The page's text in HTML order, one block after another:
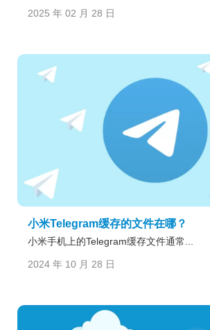
2025 年 02 月 28 日
小米Telegram缓存的文件在哪？
小米手机上的Telegram缓存文件通常...
2024 年 10 月 28 日